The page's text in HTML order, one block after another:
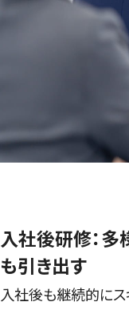
入社後研修：多
も引き出す
入社後も継続的にス